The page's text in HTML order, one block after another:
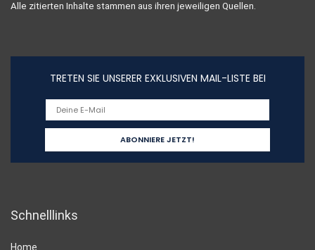
Alle zitierten Inhalte stammen aus ihren jeweiligen Quellen.
TRETEN SIE UNSERER EXKLUSIVEN MAIL-LISTE BEI
Schnelllinks
Home